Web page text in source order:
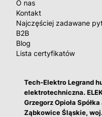
O nas
Kontakt
Najczęściej zadawane
B2B
Blog
Lista certyfikatów
Tech-Elektro Legrand
elektrotechniczna.
Grzegorz Opioła
Ząbkowice Śląskie,